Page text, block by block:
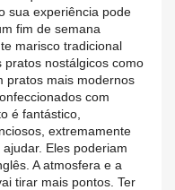
sua experiência pode
fim de semana
marisco tradicional
pratos nostálgicos como
pratos mais modernos
com
é fantástico,
extremamente
Eles poderiam
A atmosfera e a
tirar mais pontos. Ter